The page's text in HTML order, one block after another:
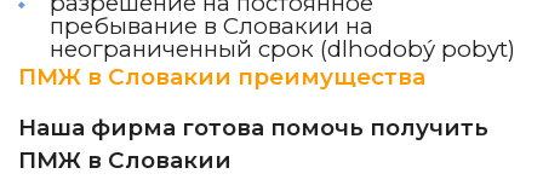
пребывание в Словакии на
неограниченный срок (dlhodobý pobyt)
ПМЖ в Словакии преимущества
Наша фирма готова помочь получить
ПМЖ в Словакии